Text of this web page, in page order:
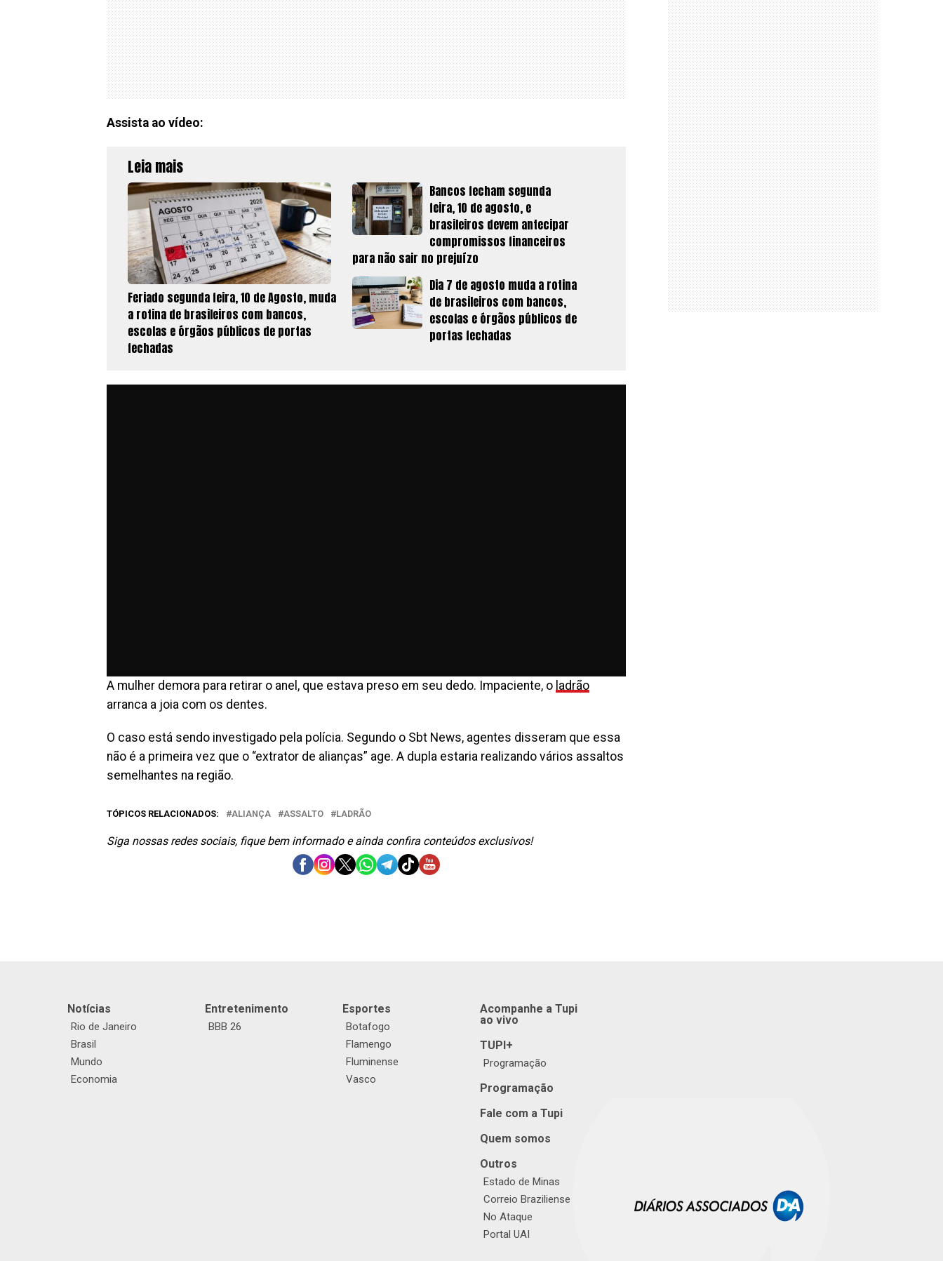
Assista ao vídeo:
Leia mais
Feriado segunda feira, 10 de Agosto, muda
a rotina de brasileiros com bancos,
escolas e órgãos públicos de portas
fechadas
Bancos fecham segunda
feira, 10 de agosto, e
brasileiros devem antecipar
compromissos financeiros
para não sair no prejuízo
Dia 7 de agosto muda a rotina
de brasileiros com bancos,
escolas e órgãos públicos de
portas fechadas
A mulher demora para retirar o anel, que estava preso em seu dedo. Impaciente, o ladrão
arranca a joia com os dentes.
O caso está sendo investigado pela polícia. Segundo o Sbt News, agentes disseram que essa
não é a primeira vez que o “extrator de alianças” age. A dupla estaria realizando vários assaltos
semelhantes na região.
TÓPICOS RELACIONADOS: ALIANÇA ASSALTO LADRÃO
Siga nossas redes sociais, fique bem informado e ainda confira conteúdos exclusivos!
Notícias
Rio de Janeiro
Brasil
Mundo
Economia
Entretenimento
BBB 26
Esportes
Botafogo
Flamengo
Fluminense
Vasco
Acompanhe a Tupi
ao vivo
TUPI+
Programação
Programação
Fale com a Tupi
Quem somos
Outros
Estado de Minas
Correio Braziliense
No Ataque
Portal UAI